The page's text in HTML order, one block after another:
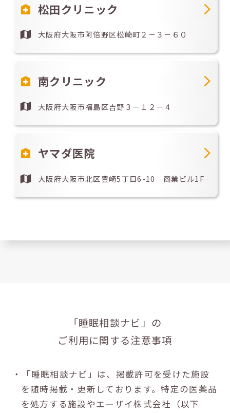
松田クリニック
大阪府大阪市阿倍野区松崎町２－３－６０
南クリニック
大阪府大阪市福島区吉野３－１２－４
ヤマダ医院
大阪府大阪市北区豊崎5丁目6-10 商業ビル1F
「睡眠相談ナビ」の
ご利用に関する注意事項
・「睡眠相談ナビ」は、掲載許可を受けた施設
を随時掲載・更新しております。特定の医薬品
を処方する施設やエーザイ株式会社（以下